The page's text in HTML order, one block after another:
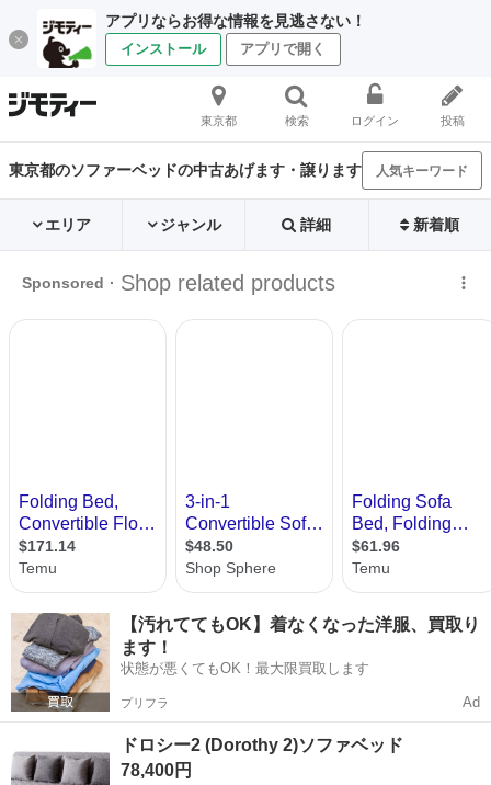
アプリならお得な情報を見逃さない！
インストール アプリで開く
東京都 検索 ログイン 投稿
東京都のソファーベッドの中古あげます・譲ります 人気キーワード
エリア ジャンル 詳細 新着順
【汚れててもOK】着なくなった洋服、買取り
ます！
状態が悪くてもOK！最大限買取します
プリフラ Ad
ドロシー2 (Dorothy 2)ソファベッド
78,400円